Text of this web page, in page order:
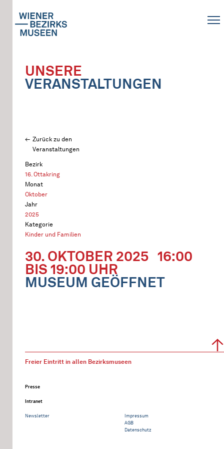
UNSERE
VERANSTALTUNGEN
Zurück zu den
Veranstaltungen
Bezirk
16. Ottakring
Monat
Oktober
Jahr
2025
Kategorie
Kinder und Familien
30. OKTOBER 2025 16:00
BIS 19:00 UHR
MUSEUM GEÖFFNET
Freier Eintritt in allen Bezirksmuseen
Presse
Intranet
Newsletter
Impressum
AGB
Datenschutz